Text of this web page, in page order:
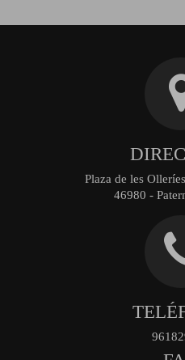
Plaza de les
46980 -